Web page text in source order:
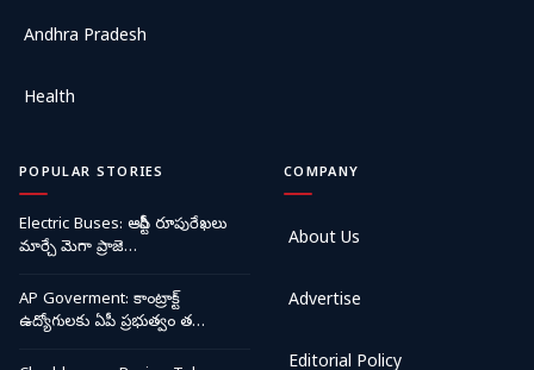
Andhra Pradesh
Health
POPULAR STORIES
Electric Buses: ఆర్టీసీ రూపురేఖలు
మార్చే మెగా ప్రాజె…
AP Goverment: కాంట్రాక్ట్
ఉద్యోగులకు ఏపీ ప్రభుత్వం త…
COMPANY
About Us
Advertise
Editorial Policy